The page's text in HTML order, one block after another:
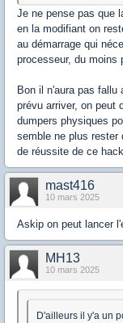
Je ne pense pas que
en la modifiant on
au démarrage qui
processeur, du moins
Bon il n'aura pas fallu
prévu arriver, on peut
dumpers physiques
semble ne plus rester
de réussite de ce
mast416
10 mars 2025
Askip on peut lancer
MH13
10 mars 2025
D'ailleurs il y'a un